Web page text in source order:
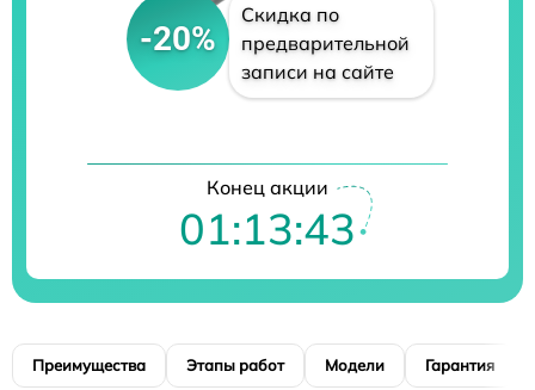
-20%
Скидка по
предварительной
записи на сайте
Конец акции
01:13:42
Преимущества Этапы работ Модели Гарантия